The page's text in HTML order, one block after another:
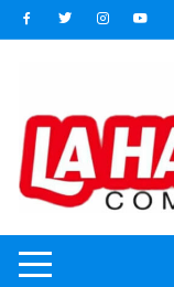
Saltar
al